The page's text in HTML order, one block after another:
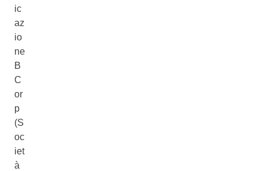
ic
az
io
ne
B
C
or
p
(S
oc
iet
à